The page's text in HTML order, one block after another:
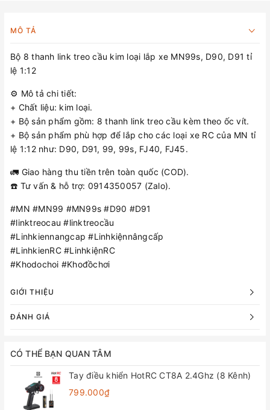
MÔ TẢ
Bộ 8 thanh link treo cầu kim loại lắp xe MN99s, D90, D91 tỉ
lệ 1:12
⚙️ Mô tả chi tiết:
+ Chất liệu: kim loại.
+ Bộ sản phẩm gồm: 8 thanh link treo cầu kèm theo ốc vít.
+ Bộ sản phẩm phù hợp để lắp cho các loại xe RC của MN tỉ
lệ 1:12 như: D90, D91, 99, 99s, FJ40, FJ45.
🚛 Giao hàng thu tiền trên toàn quốc (COD).
☎️ Tư vấn & hỗ trợ: 0914350057 (Zalo).
#MN #MN99 #MN99s #D90 #D91
#linktreocau #linktreocầu
#Linhkiennangcap #Linhkiệnnângcấp
#LinhkienRC #LinhkiệnRC
#Khodochoi #Khođồchơi
GIỚI THIỆU
ĐÁNH GIÁ
CÓ THỂ BẠN QUAN TÂM
Tay điều khiển HotRC CT8A 2.4Ghz (8 Kênh)
799.000₫